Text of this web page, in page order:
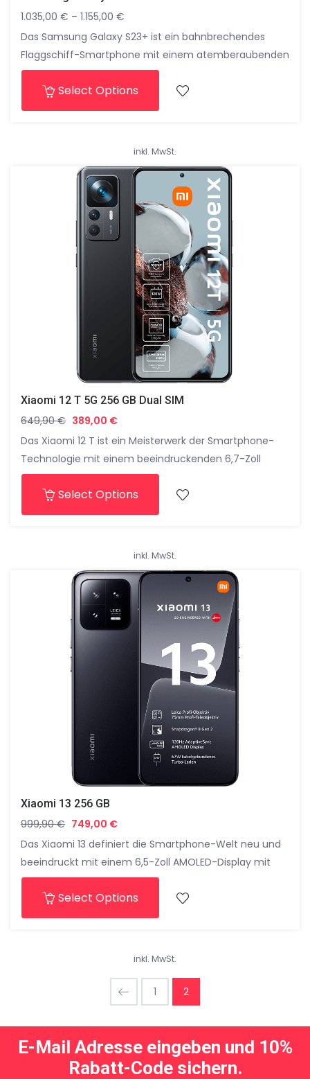
1.035,00 € – 1.155,00 €
Das Samsung Galaxy S23+ ist ein bahnbrechendes
Flaggschiff-Smartphone mit einem atemberaubenden
6,7-Zoll Super AMOLED Plus Display, einer
fortschrittlichen Triple-Kamera mit 108-Megapixel-
Hauptsensor und einem leistungsstarken Octa-Core-
Leistung. Mit seinem eleganten Design und
erstklassigen Funktionen bietet das Galaxy S23+ ein
unvergleichliches Smartphone-Erlebnis.
Select Options
inkl. MwSt.
Xiaomi 12 T 5G 256 GB Dual SIM
649,90€ 389,00 €
Das Xiaomi 12 T ist ein Meisterwerk der Smartphone-
Technologie mit einem beeindruckenden 6,7-Zoll
AMOLED-Display, einer fortschrittlichen Triple-Kamera
und leistungsstarkem Snapdragon-Prozessor. Erlebe die
perfekte Balance aus Innovation und Eleganz in einem
Select Options
inkl. MwSt.
Xiaomi 13 256 GB
999,90€ 749,00 €
Das Xiaomi 13 definiert die Smartphone-Welt neu und
beeindruckt mit einem 6,5-Zoll AMOLED-Display mit
144 Hz, einer innovativen Quad-Kamera mit 150-
Megapixel-Hauptsensor und leistungsstarkem
Snapdragon-Prozessor – ein revolutionäres
perfekte Symbiose aus Innovation und Eleganz, die
jeden Aspekt deines mobilen Lebens bereichert.
Select Options
inkl. MwSt.
1 2
E-Mail Adresse eingeben und 10%
Rabatt-Code sichern.